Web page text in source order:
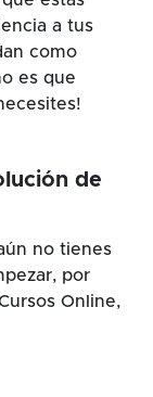
a tus
como
es que
de
no tienes
por
Online,